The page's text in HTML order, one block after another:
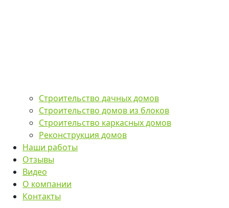
Строительство дачных домов
Строительство домов из блоков
Строительство каркасных домов
Реконструкция домов
Наши работы
Отзывы
Видео
О компании
Контакты